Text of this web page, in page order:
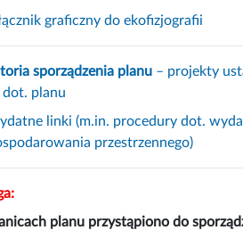
graficzny do ekofizjografii
sporządzenia planu – projekty
dot. planu
linki (m.in. procedury dot.
przestrzennego)
planu przystąpiono do